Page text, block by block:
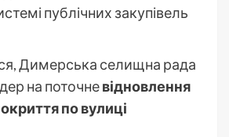
публічних закупівель
Димерська селищна рада
на поточневідновлення
по вулиці